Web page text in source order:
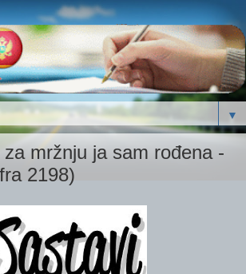
▼
mržnju ja sam rođena -
2198)